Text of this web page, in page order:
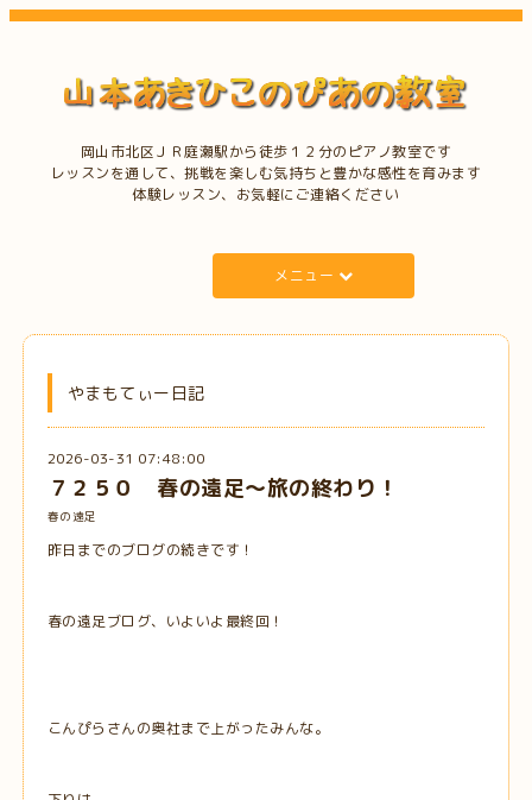
岡山市北区ＪＲ庭瀬駅から徒歩１２分のピアノ教室です
レッスンを通して、挑戦を楽しむ気持ちと豊かな感性を育みます
体験レッスン、お気軽にご連絡ください
メニュー
やまもてぃー日記
2026-03-31 07:48:00
７２５０ 春の遠足～旅の終わり！
春の遠足
昨日までのブログの続きです！
春の遠足ブログ、いよいよ最終回！
こんぴらさんの奥社まで上がったみんな。